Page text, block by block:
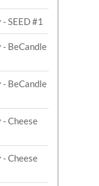
SEED #1
BeCandle
BeCandle
Cheese
Cheese